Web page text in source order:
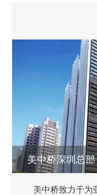
美中桥深圳总部
美中桥致力于为